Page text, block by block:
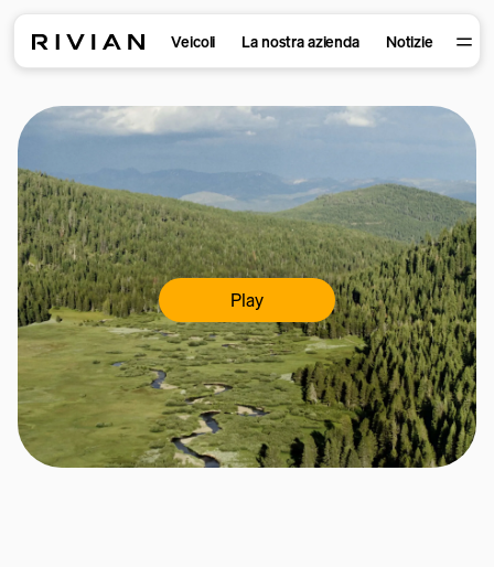
Veicoli La nostra azienda Notizie
Play